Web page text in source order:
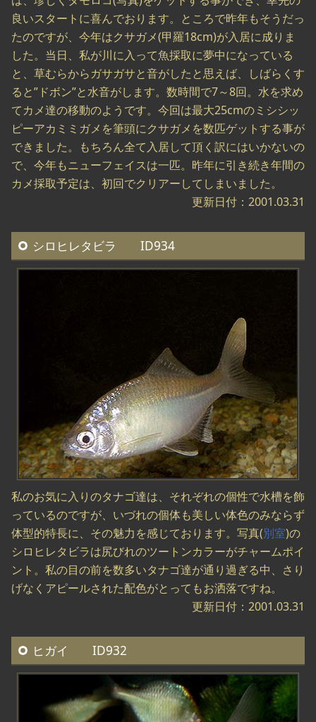
良いスタートに喜んでおります。ところで昨年もそうだっ
たのですが、今年はクサガメ(甲羅18cm)が入居に成りま
した。当日、私が川に入って魚採取に夢中になっている
と、草むらからガサガサと音がしたと思えば、しばらくす
ると”ドボン”と水音がします。数時間で7～8回。水を求め
てカメ達の移動のようです。今回は最大25cmのミシシッ
ピーアカミミガメを筆頭にクサガメを数匹ゲットする事が
できました。もちろん全て入居して頂く訳にはいかないの
で、今年もニューフェイスは一匹。昨年に引き続き年間の
カメ採取予定は、初回でクリアーしてしまいました。
更新日付：2001.03.31
シロヒレタビラ ID934
私のお気に入りのタナゴ達は、それぞれの個性で水槽を飾
っているのですが、いづれの個体も美しい体色のみならず
体型的特長に、その魅力を感じております。写真(別室)の
シロヒレタビラは尻びれのツートンカラーがチャームポイ
ント。私の目の前を数多いタナゴ達が通り過ぎる中、さり
げなくアピールされた配色がとってもお洒落ですね。
更新日付：2001.03.31
ヒガイ ID932